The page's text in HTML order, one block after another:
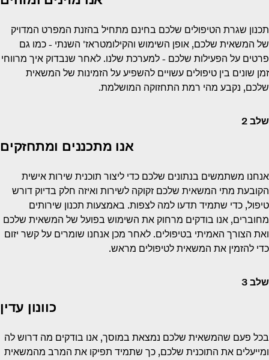
שגרת הטיפולים שלכם בחינם מתחיל בהזנת המפרט המדויק
המשאית שלכם, אופן השימוש והקילומטראז' השנתי - כמו גם
על הפעילות שלכם - למערכת שלנו. לאחר שנבדוק איך מרווחי
שונים בין טיפולים עשויים להשפיע על הזמינות של המשאית
נקבע מהי רמת התחזוקה המושלמת.
2
אנו מתכננים ומתחזקים
משתמשים בנתונים שלכם כדי ליצור תוכנית שירות אישית
מתי המשאית שלכם זקוקה לשירות ואיזה חלק בדיוק דורש
כדי שתמיד תדעו למה לצפות. באמצעות תכנון שירותים
אנו בודקים מרחוק את השימוש בפועל של המשאית שלכם
הצורך האמיתי בטיפולים. לאחר מכן אנחנו שומרים על קשר יזום
להזמין את המשאית לטיפולים מראש.
3
כוונון עדין
פעם שהמשאית שלכם נמצאת במוסך, אנו בודקים מה דרוש לה
את התוכנית שלכם, כך שתמיד תפיקו את המרב מהמשאית